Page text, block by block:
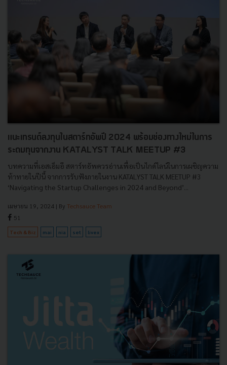
แนะเทรนด์ลงทุนในสตาร์ทอัพปี 2024 พร้อมช่องทางใหม่ในการ
ระดมทุนจากงาน KATALYST TALK MEETUP #3
บทความที่เอสเอ็มอี สตาร์ทอัพควรอ่านเพื่อเป็นไกด์ไลน์ในการเผชิญความ
ท้าทายในปีนี้ จากการรับฟังภายในงาน KATALYST TALK MEETUP #3
‘Navigating the Startup Challenges in 2024 and Beyond’...
เมษายน 19, 2024 | By Techsauce Team
51
Tech & Biz mai nia set livex